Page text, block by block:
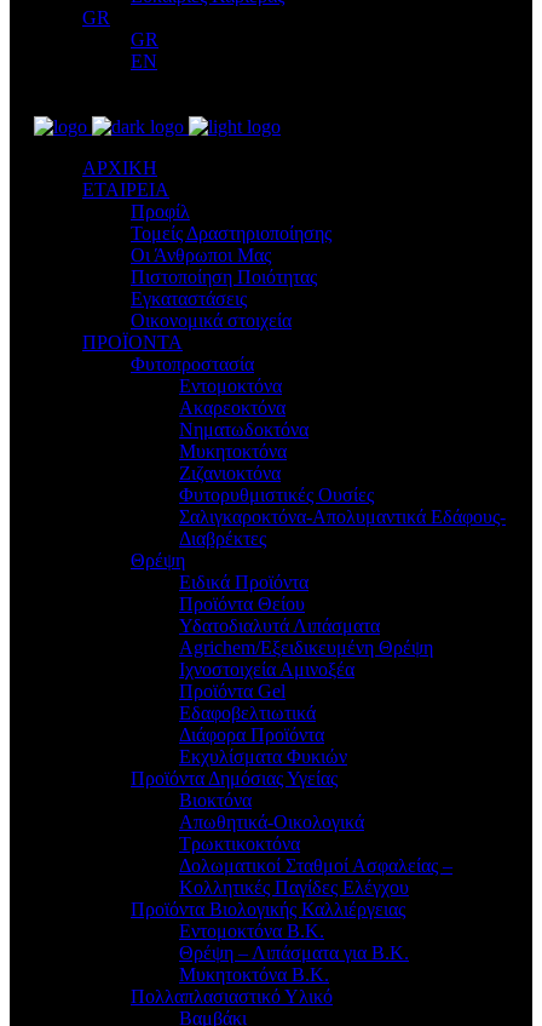
GR
GR
EN
ΑΡΧΙΚΗ
ΕΤΑΙΡΕΙΑ
Προφίλ
Τομείς Δραστηριοποίησης
Οι Άνθρωποι Μας
Πιστοποίηση Ποιότητας
Εγκαταστάσεις
Οικονομικά στοιχεία
ΠΡΟΪΟΝΤΑ
Φυτοπροστασία
Εντομοκτόνα
Ακαρεοκτόνα
Νηματωδοκτόνα
Μυκητοκτόνα
Ζιζανιοκτόνα
Φυτορυθμιστικές Ουσίες
Σαλιγκαροκτόνα-Απολυμαντικά Εδάφους-
Διαβρέκτες
Θρέψη
Ειδικά Προϊόντα
Προϊόντα Θείου
Υδατοδιαλυτά Λιπάσματα
Agrichem/Εξειδικευμένη Θρέψη
Ιχνοστοιχεία Αμινοξέα
Προϊόντα Gel
Εδαφοβελτιωτικά
Διάφορα Προϊόντα
Εκχυλίσματα Φυκιών
Προϊόντα Δημόσιας Υγείας
Βιοκτόνα
Απωθητικά-Οικολογικά
Τρωκτικοκτόνα
Δολωματικοί Σταθμοί Ασφαλείας –
Κολλητικές Παγίδες Ελέγχου
Προϊόντα Βιολογικής Καλλιέργειας
Εντομοκτόνα Β.Κ.
Θρέψη – Λιπάσματα για Β.Κ.
Μυκητοκτόνα Β.Κ.
Πολλαπλασιαστικό Υλικό
Βαμβάκι